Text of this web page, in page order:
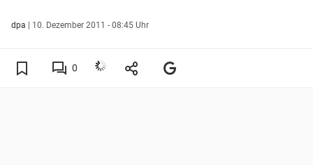
dpa | 10. Dezember 2011 - 08:45 Uhr
0